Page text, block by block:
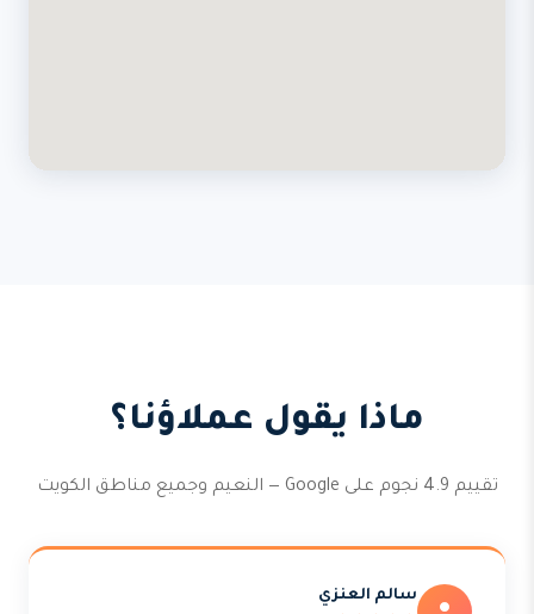
ماذا يقول عملاؤنا؟
تقييم 4.9 نجوم على Google — النعيم وجميع مناطق الكويت
سالم العنزي